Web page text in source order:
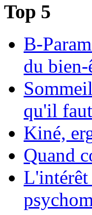
Top 5
B-
du bien-
qu'il
Kiné,
Quand
L'intérêt